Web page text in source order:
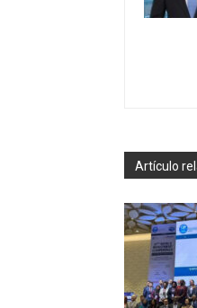
Artículo